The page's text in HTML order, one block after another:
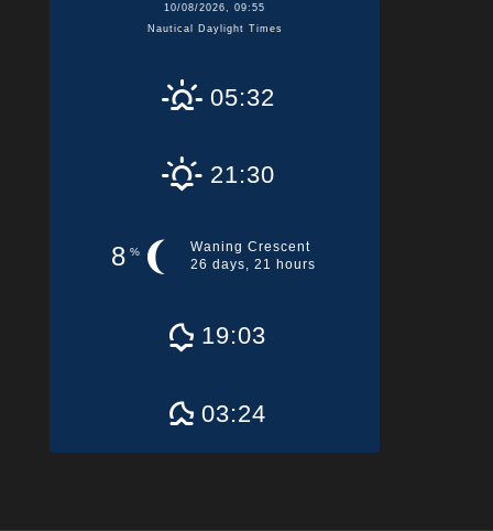
10/08/2026, 09:55
Nautical Daylight Times
05:32
21:30
8 %
Waning Crescent
26 days, 21 hours
19:03
03:24